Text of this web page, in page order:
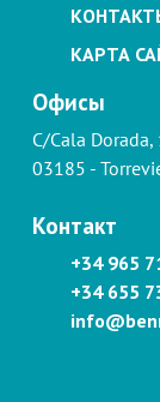
КАРТА
Офисы
C/Cala
03185 -
Контакт
+34 965
+34 655